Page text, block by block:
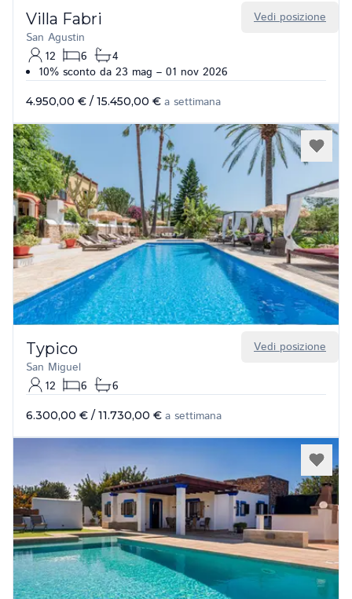
Vedi posizione
Villa Fabri
San Agustin
12
6
4
10% sconto da 23 mag – 01 nov 2026
4.950,00 € / 15.450,00 € a settimana
Vedi posizione
Typico
San Miguel
12
6 6
6.300,00 € / 11.730,00 € a settimana